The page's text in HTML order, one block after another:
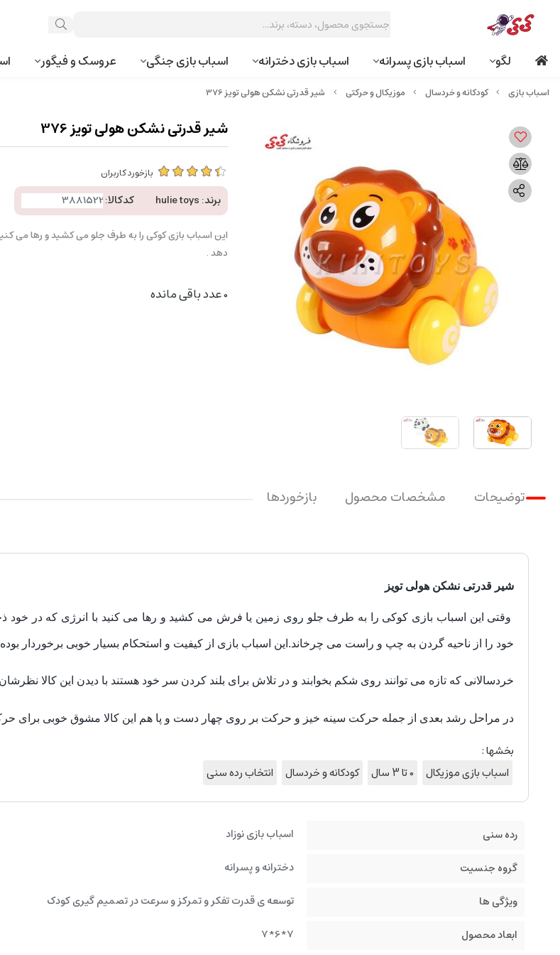
لگو اسباب بازی پسرانه اسباب بازی دخترانه اسباب بازی جنگی عروسک و فیگور
کودکانه و خردسال موزیکال و حرکتی شیر قدرتی نشکن هولی تویز 376
شیر قدرتی نشکن هولی تویز 376
بازخورد کاربران
برند: hulie toys کدکالا:
این اسباب بازی کوکی را به طرف جلو می کشید و رها می
دهد .
0عدد باقی مانده
توضیحات مشخصات محصول بازخوردها
شیر قدرتی نشکن هولی تویز
وقتی این اسباب بازی کوکی را به طرف جلو روی زمین یا فرش می کشید و رها می کنید با انرژی که در
خود را از ناحیه گردن به چپ و راست می چرخاند.این اسباب بازی از کیفیت و استحکام بسیار خوبی برخوردار
خردسالانی که تازه می توانند روی شکم بخوابند و در تلاش برای بلند کردن سر خود هستند با دیدن این کالا
در مراحل رشد بعدی از جمله حرکت سینه خیز و حرکت بر روی چهار دست و پا هم این کالا مشوق خوبی برای
بخشها :
اسباب بازی موزیکال
0 تا 3 سال کودکانه و خردسال انتخاب رده سنی
رده سنی
اسباب بازی نوزاد
گروه جنسیت
دخترانه و پسرانه
ویژگی ها
توسعه ی قدرت تفکر و تمرکز و سرعت در تصمیم گیری کودک
ابعاد محصول
7*6*7